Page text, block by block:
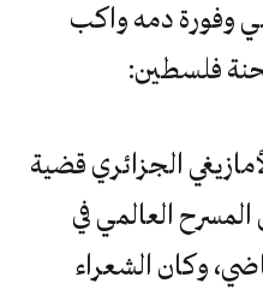
وفورة دمه واكب
فلسطين:
الجزائري قضية
العالمي في
وكان الشعراء